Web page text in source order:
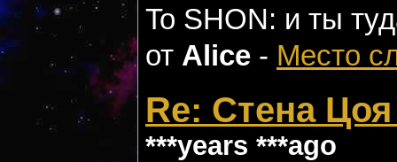
To SHON: и ты
от Alice - Место
Re: Стена
***years ***ago